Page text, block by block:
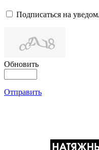
Подписаться на
Обновить
Отправить